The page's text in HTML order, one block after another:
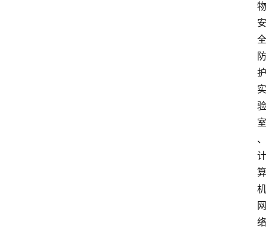
物
安
全
防
护
实
验
室
、
计
算
机
网
络